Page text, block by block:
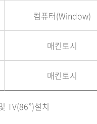
컴퓨터(Window)
매킨토시
매킨토시
TV(86”)설치